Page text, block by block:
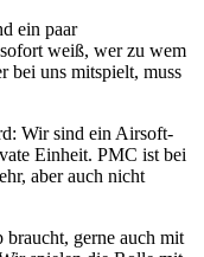
ein paar
weiß, wer zu wem
bei uns mitspielt, muss
Wir sind ein Airsoft-
Einheit. PMC ist bei
aber auch nicht
gerne auch mit